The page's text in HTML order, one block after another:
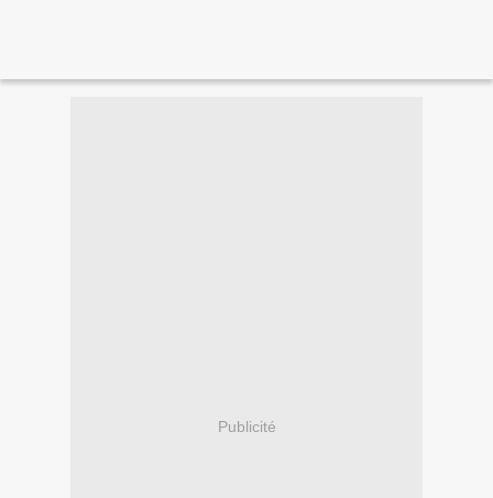
Publicité